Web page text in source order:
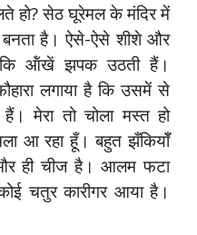
हो? सेठ घूरेमल के मंदिर में
बनता है। ऐसे-ऐसे शीशे और
कि ऑंखें झपक उठती हैं।
लगाया है कि उसमें से
मेरा तो चोला मस्त हो
आ रहा हूँ। बहुत झँकियॉँ
ही चीज है। आलम फटा
चतुर कारीगर आया है।